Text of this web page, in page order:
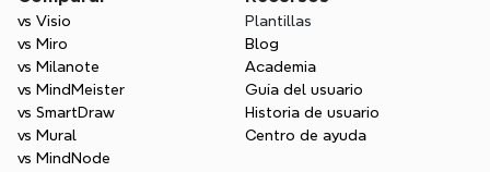
vs Visio
vs Miro
vs Milanote
vs MindMeister
vs SmartDraw
vs Mural
vs MindNode
Plantillas
Blog
Academia
Guía del usuario
Historia de usuario
Centro de ayuda